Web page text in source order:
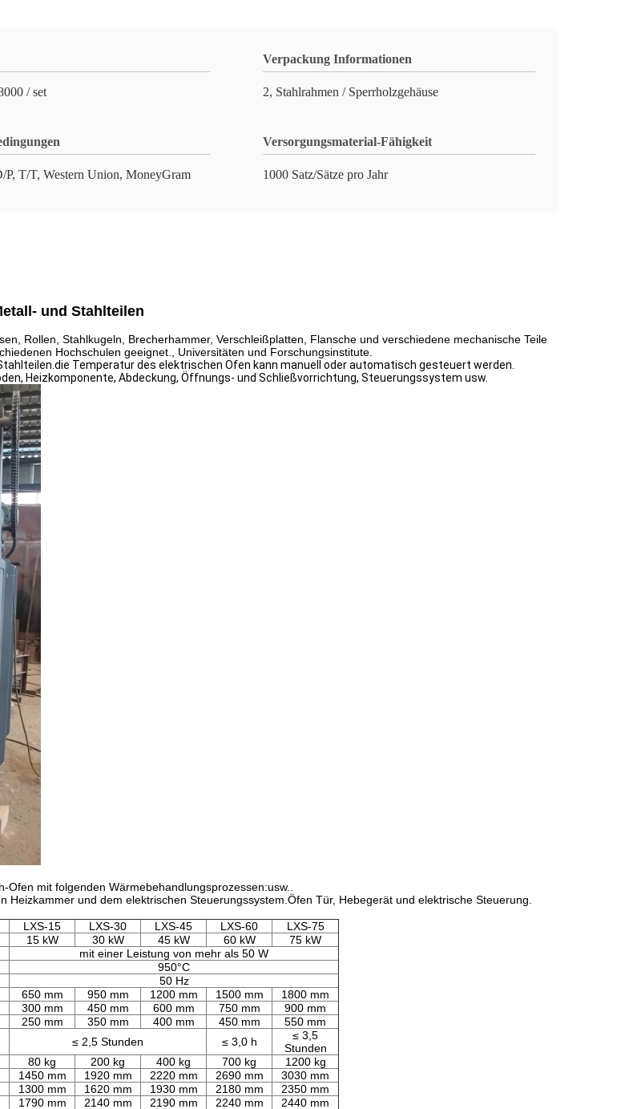
/ set
Verpackung Informationen
2, Stahlrahmen / Sperrholzgehäuse
T/T, Western Union, MoneyGram
Versorgungsmaterial-Fähigkeit
1000 Satz/Sätze pro Jahr
und Stahlteilen
Rollen, Stahlkugeln, Brecherhammer, Verschleißplatten, Flansche und verschiedene mechanische Teile
Hochschulen geeignet., Universitäten und Forschungsinstitute.
Temperatur des elektrischen Ofen kann manuell oder automatisch gesteuert werden.
Heizkomponente, Abdeckung, Öffnungs- und Schließvorrichtung, Steuerungssystem usw.
mit folgenden Wärmebehandlungsprozessen:usw..
und dem elektrischen Steuerungssystem.Öfen Tür, Hebegerät und elektrische Steuerung.
LXS-15 LXS-30 LXS-45 LXS-60
LXS-75
15 kW 30 kW 45 kW 60 kW
75 kW
mit einer Leistung von mehr als 50 W
950°C
50 Hz
650 mm 950 mm 1200 mm 1500 mm
1800 mm
300 mm 450 mm 600 mm 750 mm
900 mm
250 mm 350 mm 400 mm 450 mm
550 mm
≤ 2,5 Stunden ≤ 3,0 h
≤ 3,5
Stunden
80 kg 200 kg 400 kg 700 kg 1200 kg
1450 mm 1920 mm 2220 mm 2690 mm
3030 mm
1300 mm 1620 mm 1930 mm 2180 mm
2350 mm
1790 mm 2140 mm 2190 mm 2240 mm 2440 mm